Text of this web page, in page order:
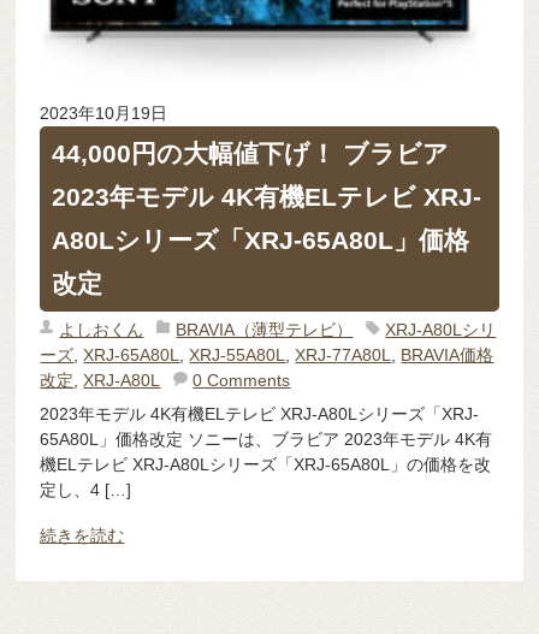
2023年10月19日
44,000円の大幅値下げ！ ブラビア
2023年モデル 4K有機ELテレビ XRJ-
A80Lシリーズ「XRJ-65A80L」価格
改定
よしおくん BRAVIA（薄型テレビ）
XRJ-A80Lシリ
ーズ ,XRJ-65A80L ,XRJ-55A80L ,XRJ-77A80L
BRAVIA価格
改定 ,XRJ-A80L
0 Comments
2023年モデル 4K有機ELテレビ XRJ-A80Lシリーズ「XRJ-
65A80L」価格改定 ソニーは、ブラビア 2023年モデル 4K有
機ELテレビ XRJ-A80Lシリーズ「XRJ-65A80L」の価格を改
定し、4 […]
続きを読む